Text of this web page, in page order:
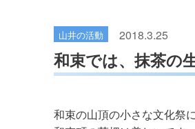
山井の活動 2018.3.25
和束では、抹茶の
和束の山頂の小さな文化祭